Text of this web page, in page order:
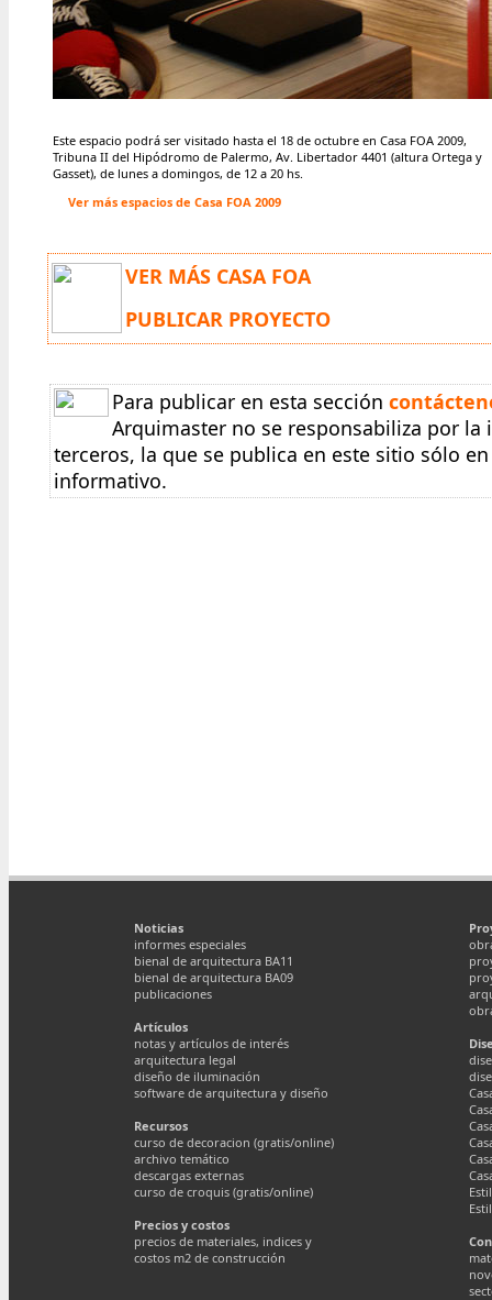
Este espacio podrá ser visitado hasta el 18 de octubre en Casa FOA 2009,
Tribuna II del Hipódromo de Palermo, Av. Libertador 4401 (altura Ortega y
Gasset), de lunes a domingos, de 12 a 20 hs.
Ver más espacios de Casa FOA 2009
VER MÁS CASA FOA
PUBLICAR PROYECTO
Para publicar en esta sección
Arquimaster no se responsabiliza por
terceros, la que se publica en este sitio sólo
informativo.
Noticias
informes especiales
bienal de arquitectura BA11
bienal de arquitectura BA09
publicaciones
Artículos
notas y artículos de interés
arquitectura legal
diseño de iluminación
software de arquitectura y diseño
Recursos
curso de decoracion (gratis/online)
archivo temático
descargas externas
curso de croquis (gratis/online)
Precios y costos
precios de materiales, indices y
costos m2 de construcción